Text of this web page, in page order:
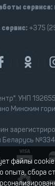
УНП
Минским
Беларусь
сервиса:
+375
файлы
опыта, сбора